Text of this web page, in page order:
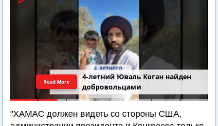
4-летний Юваль Коган найден
добровольцами
Read More
"ХАМАС должен видеть со стороны США,